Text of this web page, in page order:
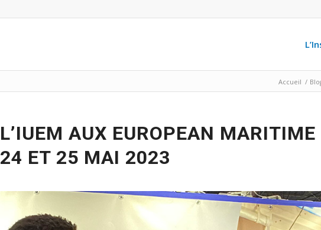
Accueil /
L’IUEM AUX EUROPEAN
24 ET 25 MAI 2023